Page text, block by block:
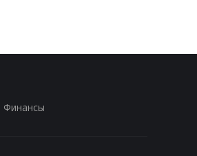
Финансы